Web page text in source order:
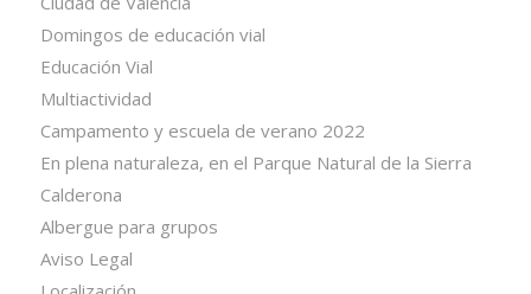
Domingos de educación vial
Educación Vial
Multiactividad
Campamento y escuela de verano 2022
En plena naturaleza, en el Parque Natural de la Sierra
Calderona
Albergue para grupos
Aviso Legal